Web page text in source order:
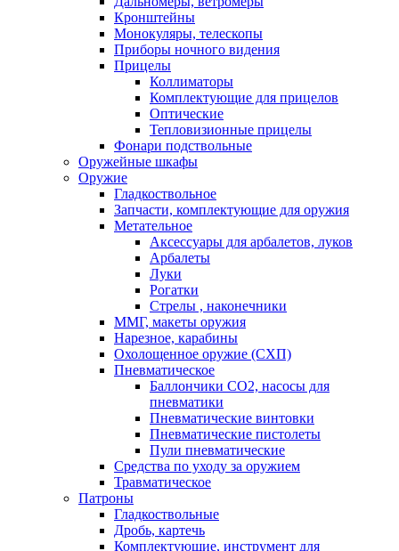
Кронштейны
Монокуляры, телескопы
Приборы ночного видения
Прицелы
Коллиматоры
Комплектующие для прицелов
Оптические
Тепловизионные прицелы
Фонари подствольные
Оружейные шкафы
Оружие
Гладкоствольное
Запчасти, комплектующие для оружия
Метательное
Аксессуары для арбалетов, луков
Арбалеты
Луки
Рогатки
Стрелы , наконечники
ММГ, макеты оружия
Нарезное, карабины
Охолощенное оружие (СХП)
Пневматическое
Баллончики СО2, насосы для
пневматики
Пневматические винтовки
Пневматические пистолеты
Пули пневматические
Средства по уходу за оружием
Травматическое
Патроны
Гладкоствольные
Дробь, картечь
Комплектующие, инструмент для